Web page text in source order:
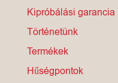
Kipróbálási garancia
Történetünk
Termékek
Hűségpontok